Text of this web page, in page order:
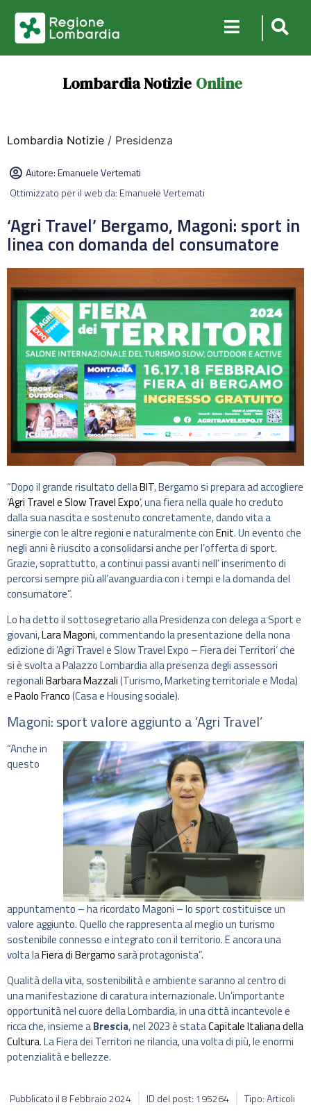
Lombardia Notizie Online
Lombardia Notizie / Presidenza
Autore:Emanuele Vertemati
Ottimizzato per il web da: Emanuele Vertemati
‘Agri Travel’ Bergamo, Magoni: sport in
linea con domanda del consumatore
“Dopo il grande risultato dellaBIT, Bergamo si prepara ad accogliere
‘Agri Travel e Slow Travel Expo’, una fiera nella quale ho creduto
dalla sua nascita e sostenuto concretamente, dando vita a
sinergie con le altre regioni e naturalmente conEnit. Un evento che
negli anni è riuscito a consolidarsi anche per l’offerta di sport.
Grazie, soprattutto, a continui passi avanti nell’ inserimento di
percorsi sempre più all’avanguardia con i tempi e la domanda del
consumatore”.
Lo ha detto il sottosegretario alla Presidenza con delega a Sport e
giovani,Lara Magoni, commentando la presentazione della nona
edizione di ‘Agri Travel e Slow Travel Expo – Fiera dei Territori’ che
si è svolta a Palazzo Lombardia alla presenza degli assessori
regionaliBarbara Mazzali(Turismo, Marketing territoriale e Moda)
ePaolo Franco(Casa e Housing sociale).
Magoni: sport valore aggiunto a ‘Agri Travel’
“Anche in
questo
appuntamento – ha ricordato Magoni – lo sport costituisce un
valore aggiunto. Quello che rappresenta al meglio un turismo
sostenibile connesso e integrato con il territorio. E ancora una
volta laFiera di Bergamosarà protagonista”.
Qualità della vita, sostenibilità e ambiente saranno al centro di
una manifestazione di caratura internazionale. Un’importante
opportunità nel cuore della Lombardia, in una città incantevole e
ricca che, insieme aBrescia, nel 2023 è stataCapitale Italiana della
Cultura. La Fiera dei Territori ne rilancia, una volta di più, le enormi
potenzialità e bellezze.
Pubblicato il8 Febbraio 2024 ID del post: 195264 Tipo: Articoli